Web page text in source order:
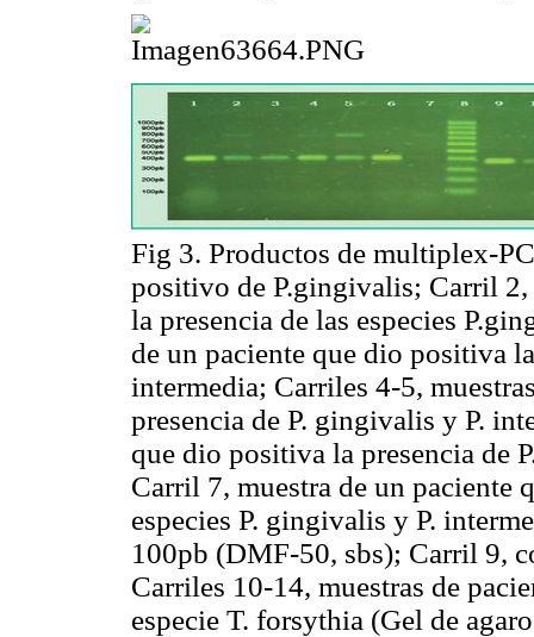
Fig 3. Productos de multiplex-
positivo de P.gingivalis; Carril 2,
la presencia de las especies
de un paciente que dio positiva
intermedia; Carriles 4-5,
presencia de P. gingivalis y P.
que dio positiva la presencia de
Carril 7, muestra de un paciente
especies P. gingivalis y P.
100pb (DMF-50, sbs); Carril 9,
Carriles 10-14, muestras de
especie T. forsythia (Gel de